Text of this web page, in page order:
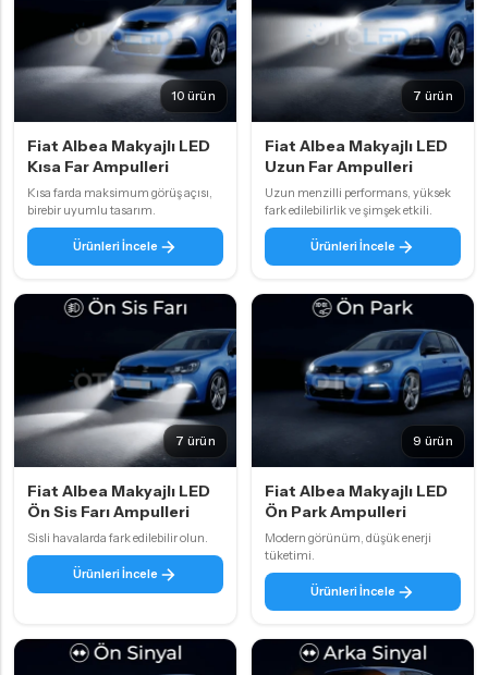
10 ürün
Fiat Albea Makyajlı LED
Kısa Far Ampulleri
Kısa farda maksimum görüş açısı,
birebir uyumlu tasarım.
Ürünleri İncele
7 ürün
Fiat Albea Makyajlı LED
Uzun Far Ampulleri
Uzun menzilli performans, yüksek
fark edilebilirlik ve şimşek etkili.
Ürünleri İncele
7 ürün
Fiat Albea Makyajlı LED
Ön Sis Farı Ampulleri
Sisli havalarda fark edilebilir olun.
Ürünleri İncele
9 ürün
Fiat Albea Makyajlı LED
Ön Park Ampulleri
Modern görünüm, düşük enerji
tüketimi.
Ürünleri İncele